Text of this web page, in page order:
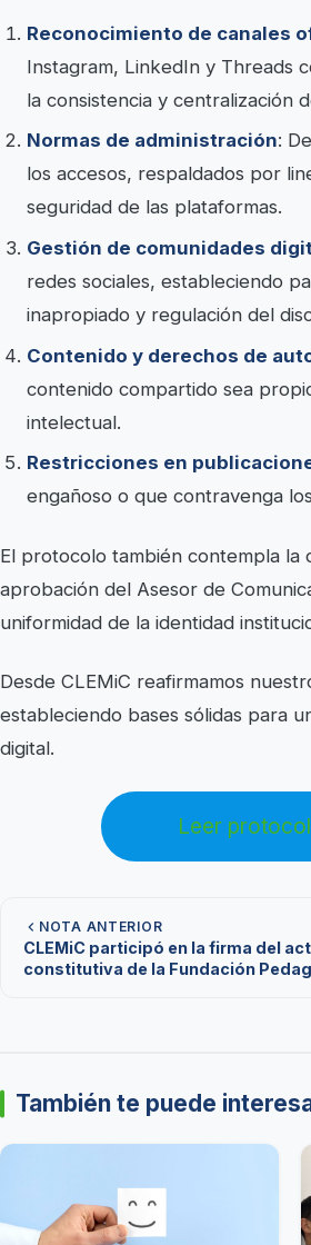
Reconocimiento de canales
Instagram, LinkedIn y Threads
la consistencia y centralización
Normas de administración:
los accesos, respaldados por
seguridad de las plataformas.
Gestión de comunidades
redes sociales, estableciendo
inapropiado y regulación del
Contenido y derechos de
contenido compartido sea
intelectual.
Restricciones en
engañoso o que contravenga
El protocolo también contempla la
aprobación del Asesor de
uniformidad de la identidad
Desde CLEMiC reafirmamos
estableciendo bases sólidas para
digital.
Leer
NOTA ANTERIOR
CLEMiC participó en la firma del
constitutiva de la Fundación
También te puede